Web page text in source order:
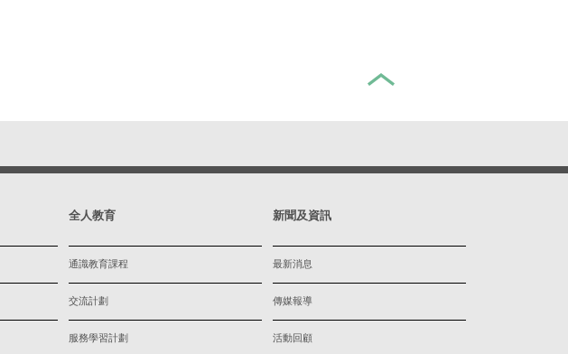
全人教育
通識教育課程
交流計劃
服務學習計劃
新聞及資訊
最新消息
傳媒報導
活動回顧